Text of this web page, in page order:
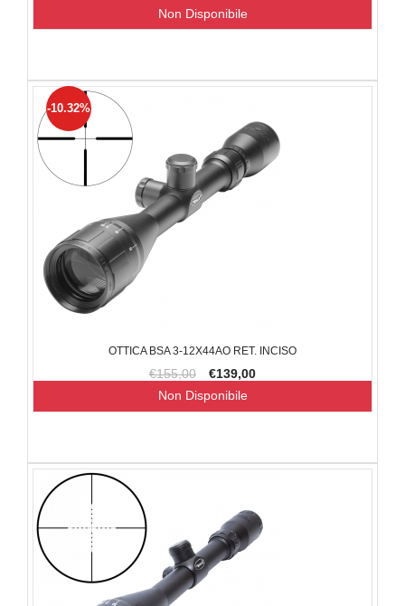
Non Disponibile
OTTICA BSA 3-12X44AO RET. INCISO
€155,00 €139,00
-10.32%
Non Disponibile